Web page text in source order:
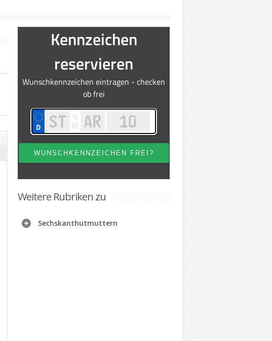
Weitere Rubriken zu
Sechskanthutmuttern